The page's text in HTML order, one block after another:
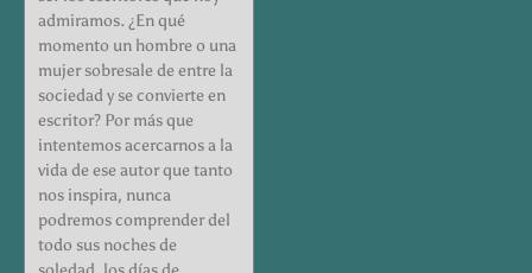
admiramos. ¿En qué
momento un hombre o una
mujer sobresale de entre la
sociedad y se convierte en
escritor? Por más que
intentemos acercarnos a la
vida de ese autor que tanto
nos inspira, nunca
podremos comprender del
todo sus noches de